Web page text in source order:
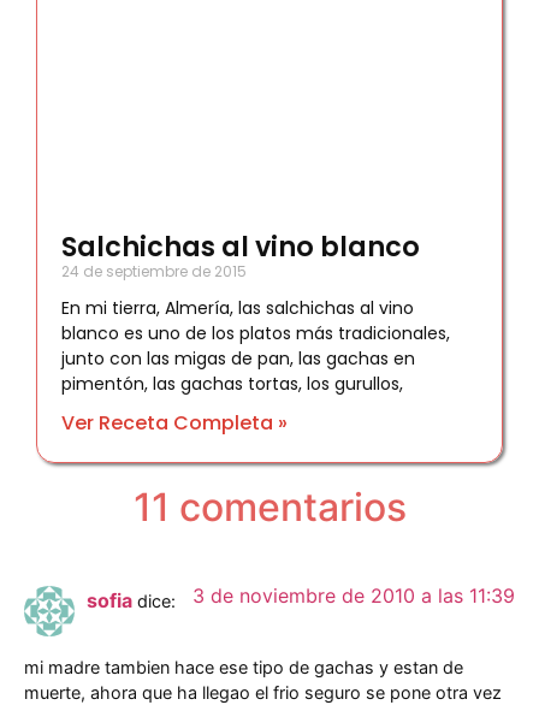
Salchichas al vino blanco
24 de septiembre de 2015
En mi tierra, Almería, las salchichas al vino
blanco es uno de los platos más tradicionales,
junto con las migas de pan, las gachas en
pimentón, las gachas tortas, los gurullos,
Ver Receta Completa »
11 comentarios
sofia dice: 3 de noviembre de 2010 a las 11:39
mi madre tambien hace ese tipo de gachas y estan de
muerte, ahora que ha llegao el frio seguro se pone otra vez